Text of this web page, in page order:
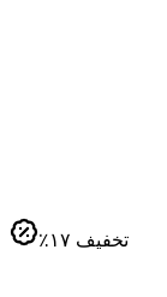
٪۱۷ تخفیف